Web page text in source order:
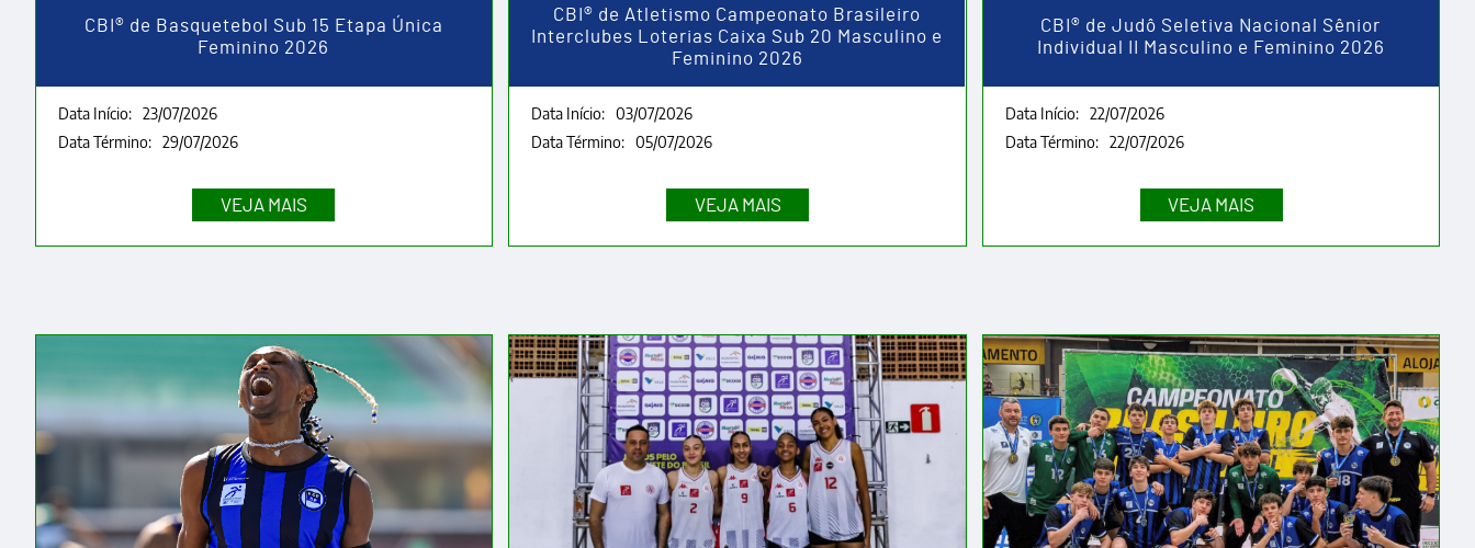
CBI® de Basquetebol Sub 15 Etapa Única
Feminino 2026
Data Início:
23/07/2026
Data Término:
29/07/2026
CBI® de Atletismo Campeonato Brasileiro
Interclubes Loterias Caixa Sub 20 Masculino e
Feminino 2026
Data Início:
03/07/2026
Data Término:
05/07/2026
CBI® de Judô Seletiva Nacional Sênior
Individual II Masculino e Feminino 2026
Data Início:
22/07/2026
Data Término:
22/07/2026